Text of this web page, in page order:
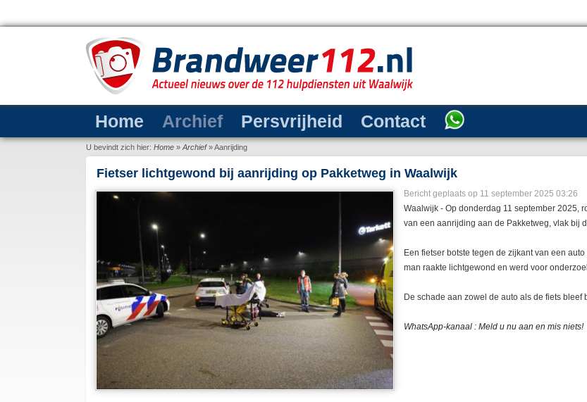
Home Archief Persvrijheid Contact
U bevindt zich hier: Home » Archief»Aanrijding
Fietser lichtgewond bij aanrijding op Pakketweg in Waalwijk
Bericht geplaats op 11 september 2025 03:26
Waalwijk - Op donderdag 11 september 2025,
van een aanrijding aan de Pakketweg, vlak bij
Een fietser botste tegen de zijkant van een
man raakte lichtgewond en werd voor
De schade aan zowel de auto als de fiets bleef
WhatsApp-kanaal : Meld u nu aan en mis niets!